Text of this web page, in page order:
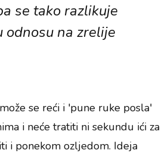
se tako razlikuje
odnosu na zrelije
se reći i 'pune ruke posla'
i neće tratiti ni sekundu ići za
i ponekom ozljedom. Ideja